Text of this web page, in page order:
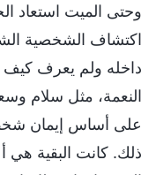
وحتى الميت استعاد
اكتشاف الشخصية
داخله ولم يعرف كيف
النعمة، مثل سلام
على أساس إيمان
ذلك. كانت البقية هي